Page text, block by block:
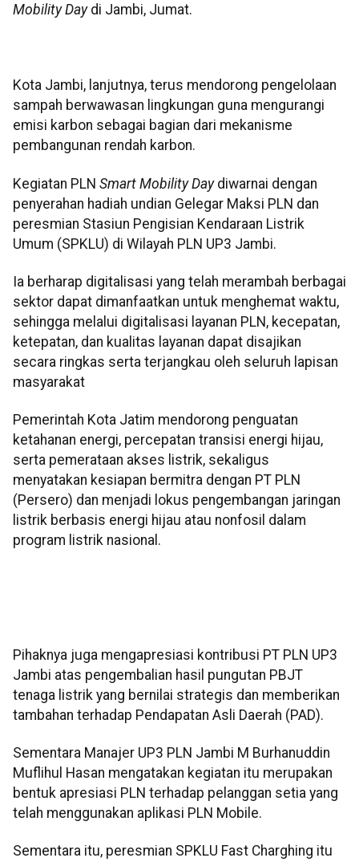
Mobility Day di Jambi, Jumat.
Kota Jambi, lanjutnya, terus mendorong pengelolaan
sampah berwawasan lingkungan guna mengurangi
emisi karbon sebagai bagian dari mekanisme
pembangunan rendah karbon.
Kegiatan PLN Smart Mobility Day diwarnai dengan
penyerahan hadiah undian Gelegar Maksi PLN dan
peresmian Stasiun Pengisian Kendaraan Listrik
Umum (SPKLU) di Wilayah PLN UP3 Jambi.
Ia berharap digitalisasi yang telah merambah berbagai
sektor dapat dimanfaatkan untuk menghemat waktu,
sehingga melalui digitalisasi layanan PLN, kecepatan,
ketepatan, dan kualitas layanan dapat disajikan
secara ringkas serta terjangkau oleh seluruh lapisan
masyarakat
Pemerintah Kota Jatim mendorong penguatan
ketahanan energi, percepatan transisi energi hijau,
serta pemerataan akses listrik, sekaligus
menyatakan kesiapan bermitra dengan PT PLN
(Persero) dan menjadi lokus pengembangan jaringan
listrik berbasis energi hijau atau nonfosil dalam
program listrik nasional.
Pihaknya juga mengapresiasi kontribusi PT PLN UP3
Jambi atas pengembalian hasil pungutan PBJT
tenaga listrik yang bernilai strategis dan memberikan
tambahan terhadap Pendapatan Asli Daerah (PAD).
Sementara Manajer UP3 PLN Jambi M Burhanuddin
Muflihul Hasan mengatakan kegiatan itu merupakan
bentuk apresiasi PLN terhadap pelanggan setia yang
telah menggunakan aplikasi PLN Mobile.
Sementara itu, peresmian SPKLU Fast Charghing itu